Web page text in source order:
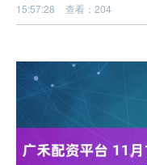
15:57:28
查看：204